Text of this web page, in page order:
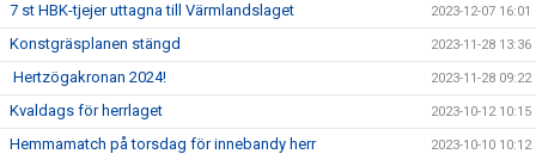
7 st HBK-tjejer uttagna till Värmlandslaget 2023-12-07 16:01
Konstgräsplanen stängd 2023-11-28 13:36
Hertzögakronan 2024! 2023-11-28 09:22
Kvaldags för herrlaget 2023-10-12 10:15
Hemmamatch på torsdag för innebandy herr 2023-10-10 10:12